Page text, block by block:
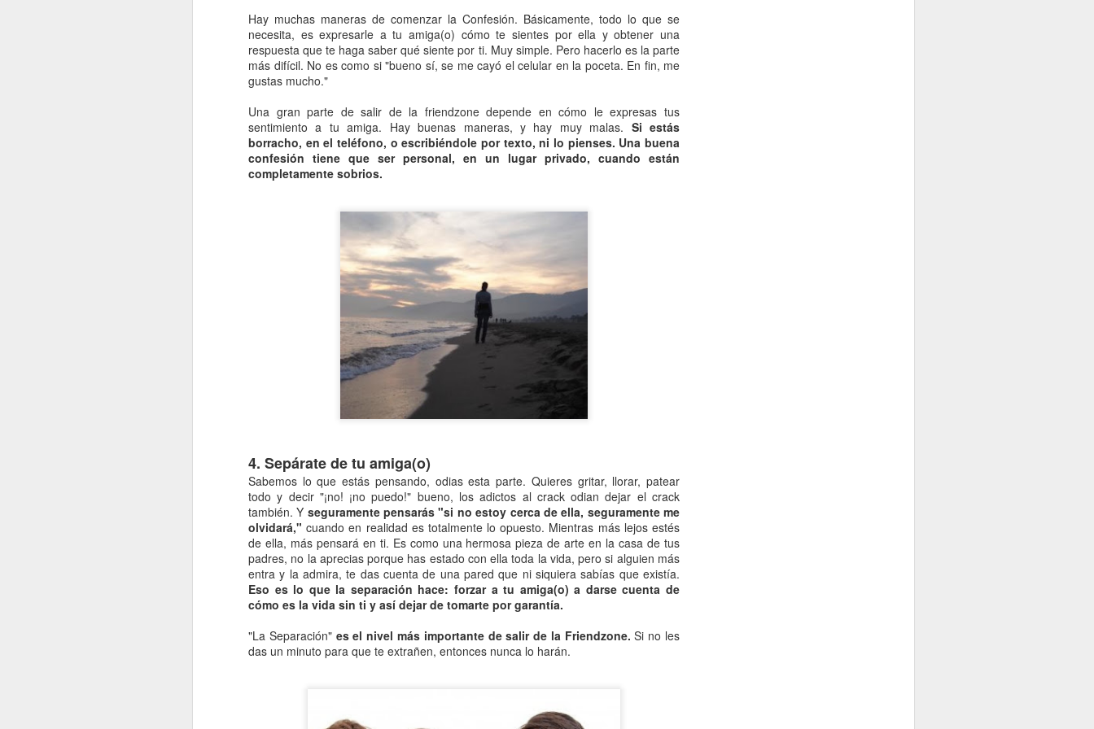
Hay muchas maneras de comenzar la Confesión. Básicamente, todo lo que se
necesita, es expresarle a tu amiga(o) cómo te sientes por ella y obtener una
respuesta que te haga saber qué siente por ti. Muy simple. Pero hacerlo es la parte
más difícil. No es como si "bueno sí, se me cayó el celular en la poceta. En fin, me
gustas mucho."
Una gran parte de salir de la friendzone depende en cómo le expresas tus
sentimiento a tu amiga. Hay buenas maneras, y hay muy malas. Si estás
borracho, en el teléfono, o escribiéndole por texto, ni lo pienses. Una buena
confesión tiene que ser personal, en un lugar privado, cuando están
completamente sobrios.
4. Sepárate de tu amiga(o)
Sabemos lo que estás pensando, odias esta parte. Quieres gritar, llorar, patear
todo y decir "¡no! ¡no puedo!" bueno, los adictos al crack odian dejar el crack
también. Y seguramente pensarás "si no estoy cerca de ella, seguramente me
olvidará," cuando en realidad es totalmente lo opuesto. Mientras más lejos estés
de ella, más pensará en ti. Es como una hermosa pieza de arte en la casa de tus
padres, no la aprecias porque has estado con ella toda la vida, pero si alguien más
entra y la admira, te das cuenta de una pared que ni siquiera sabías que existía.
Eso es lo que la separación hace: forzar a tu amiga(o) a darse cuenta de
cómo es la vida sin ti y así dejar de tomarte por garantía.
"La Separación"es el nivel más importante de salir de la Friendzone. Si no les
das un minuto para que te extrañen, entonces nunca lo harán.
empleadas en combustión que se han formado a partir de las
plantas y otros organismos vivos que existieron en tiempos remotos en
la tierra. El carbón en todas sus variedades el petróleo y el gas natural
son formas distintas de presentarse estos productos.
de árboles y plantas de bosque que se hundieron en el agua de
pantano.
DEC
debe al estímulo que ejercen la luz sobre la retina. Lo que somos
capaces de ver depende tanto de la composición espectral de la luz
que ilumina un cuerpo como de la naturaleza de este.
Entre todos los atributos de objetos que podemos observar hay uno
totalmente subjetivo, el color. Podría afirmarse que el concepto de color
Integra otros tres: la cantidad de luz incidente el tono y la saturación.
DEC
28
El colonialismo, fenómeno conocido desde la
antigüedad.
El colonialismo, conocido desde la antigüedad, experimentó un
desarrollo a partir del siglo XV. Llevo la presencia y el dominio europeo
El colonialismo se puede considerar el soporte ideológico de una
expansión colonial. A su vez, sería el movimiento fundador de colonias
fuera del país de origen, generalmente en territorios ultramarinos por
razones económicas, políticas, sociales o religiosas.
DEC
27
La historia de Cristóbal Colón.
Cristóbal Colón es en el visionario descubrió el continente
americano a finales del siglo XV. Su hazaña da origen a una
espectacular expansión colonial Europea, pero el hombre que la hizo
posible murió olvidado de los reyes a los que había entregado un nuevo
Historia.
una procedencia humilde, dando pasos e hipótesis más o menos
DEC